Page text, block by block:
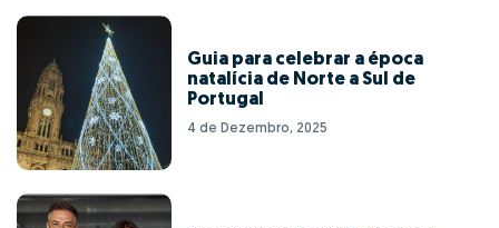
Guia para celebrar a época
natalícia de Norte a Sul de
Portugal
4 de Dezembro, 2025